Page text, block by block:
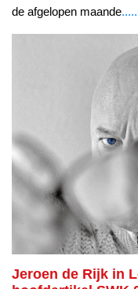
de afgelopen maande
Jeroen de Rijk in